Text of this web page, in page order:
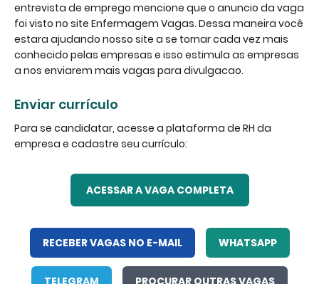
entrevista de emprego mencione que o anuncio da vaga
foi visto no site Enfermagem Vagas. Dessa maneira você
estara ajudando nosso site a se tornar cada vez mais
conhecido pelas empresas e isso estimula as empresas
a nos enviarem mais vagas para divulgacao.
Enviar currículo
Para se candidatar, acesse a plataforma de RH da
empresa e cadastre seu currículo:
ACESSAR A VAGA COMPLETA
RECEBER VAGAS NO E-MAIL WHATSAPP
TELEGRAM PROCURAR OUTRAS VAGAS